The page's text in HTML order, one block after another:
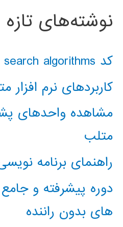
نوشته‌های تازه
کد classical AI search algorithms
کاربردهای نرم افزار
مشاهده واحدهای
متلب
راهنمای برنامه
دوره پیشرفته و
های بدون راننده